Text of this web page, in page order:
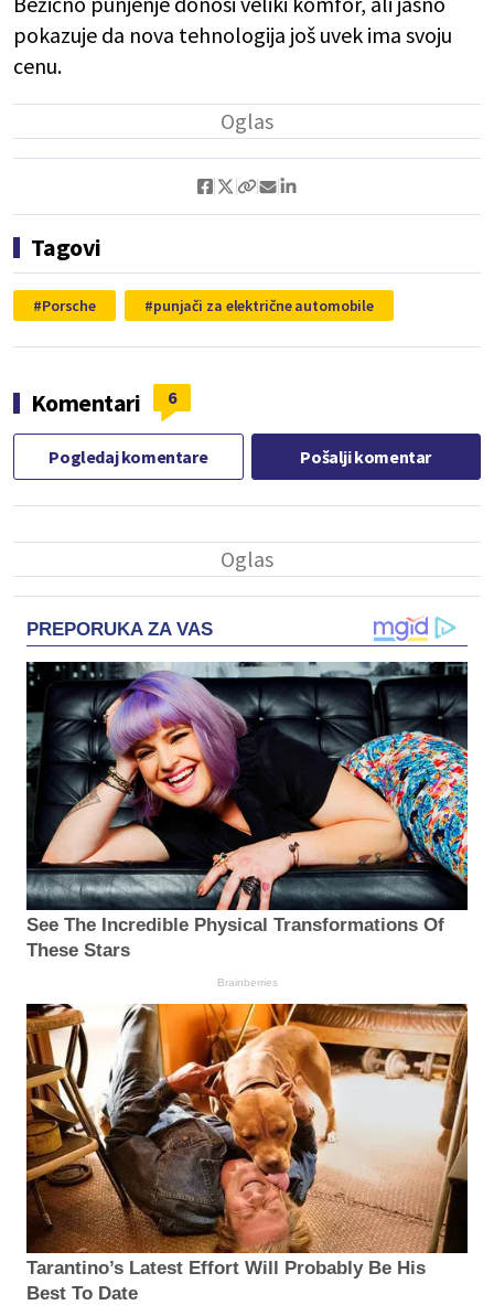
pokazuje da nova tehnologija još uvek ima svoju
cenu.
Tagovi
Porsche punjači za električne automobile
Komentari 6
Pogledaj komentare Pošalji komentar
PREPORUKA ZA VAS
See The Incredible Physical Transformations Of
These Stars
Brainberries
Tarantino’s Latest Effort Will Probably Be His
Best To Date